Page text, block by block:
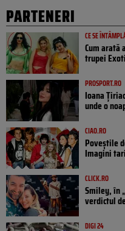
PARTENERI
CE SE
Cum arată
trupei
PROSPORT.RO
Ioana
unde o
CIAO.RO
Poveştile
Imagini
CLICK.RO
Smiley, în
verdictul
DIGI 24